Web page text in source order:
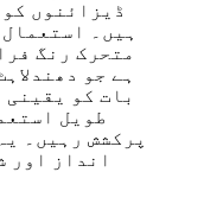
ڈیزائنوں
ہیں۔
متحرک رنگ
ہے جو
بات کو
طویل
پرکشش رہیں۔
انداز اور